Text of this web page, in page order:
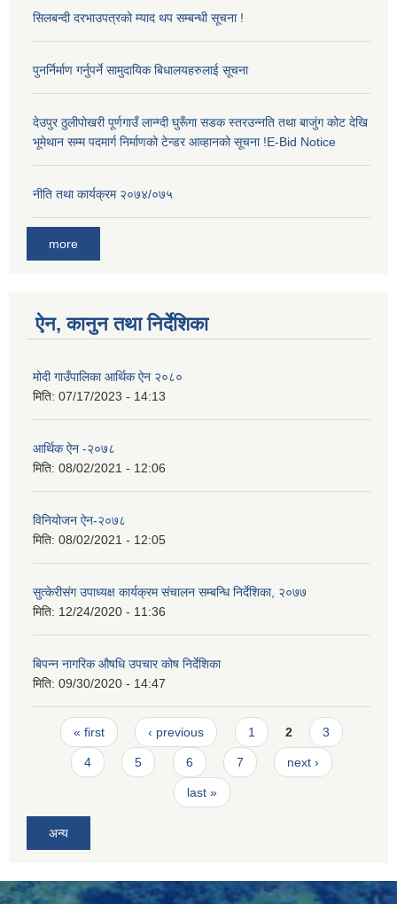
सिलबन्दी दरभाउपत्रको म्याद थप सम्बन्धी सूचना !
पुनर्निर्माण गर्नुपर्ने सामुदायिक बिधालयहरुलाई सूचना
देउपुर ठुलीपोखरी पूर्णगाउँ लान्ग्दी घुरूँगा सडक स्तरउन्नति तथा बाजुंग कोट देखि
भूमेथान सम्म पदमार्ग निर्माणको टेन्डर आव्हानको सूचना !E-Bid Notice
नीति तथा कार्यक्रम २०७४/०७५
more
ऐन, कानुन तथा निर्देशिका
मोदी गाउँपालिका आर्थिक ऐन २०८०
मिति: 07/17/2023 - 14:13
आर्थिक ऐन -२०७८
मिति: 08/02/2021 - 12:06
विनियोजन ऐन-२०७८
मिति: 08/02/2021 - 12:05
सुत्केरीसंग उपाध्यक्ष कार्यक्रम संचालन सम्बन्धि निर्देशिका, २०७७
मिति: 12/24/2020 - 11:36
बिपन्न नागरिक औषधि उपचार कोष निर्देशिका
मिति: 09/30/2020 - 14:47
Pages
« first ‹ previous 1 2 3
4 5 6 7 next ›
last »
अन्य